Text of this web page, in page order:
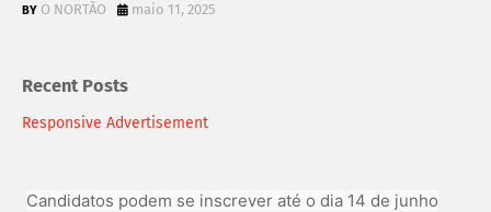
O NORTÃO maio 11, 2025
Recent Posts
Responsive Advertisement
Candidatos podem se inscrever até o dia 14 de junho